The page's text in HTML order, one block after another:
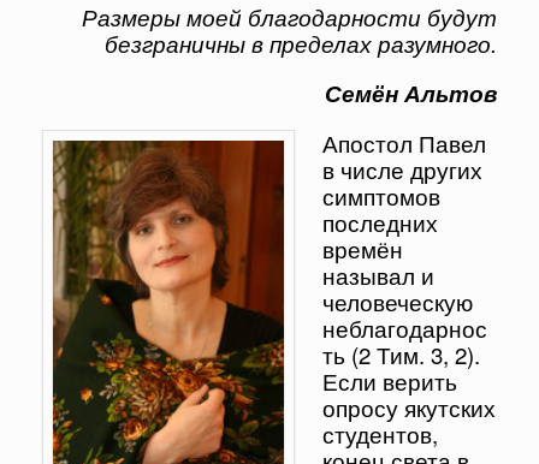
Размеры моей благодарности будут
безграничны в пределах разумного.
Семён Альтов
Апостол Павел
в числе других
симптомов
последних
времён
называл и
человеческую
неблагодарнос
ть (2 Тим. 3, 2).
Если верить
опросу якутских
студентов,